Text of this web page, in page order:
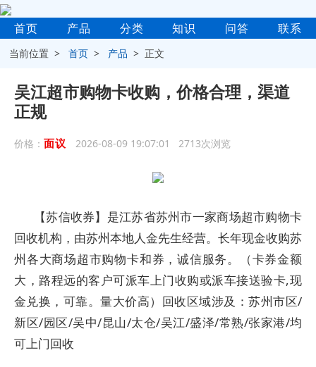
首页 产品 分类 知识 问答 联系
当前位置 >首页 > 产品 > 正文
吴江超市购物卡收购，价格合理，渠道
正规
价格： 面议 2026-08-09 19:07:01 2713次浏览
【苏信收券】是江苏省苏州市一家商场超市购物卡
回收机构，由苏州本地人金先生经营。长年现金收购苏
州各大商场超市购物卡和券，诚信服务。（卡券金额
大，路程远的客户可派车上门收购或派车接送验卡,现
金兑换，可靠。量大价高）回收区域涉及：苏州市区/
新区/园区/吴中/昆山/太仓/吴江/盛泽/常熟/张家港/均
可上门回收